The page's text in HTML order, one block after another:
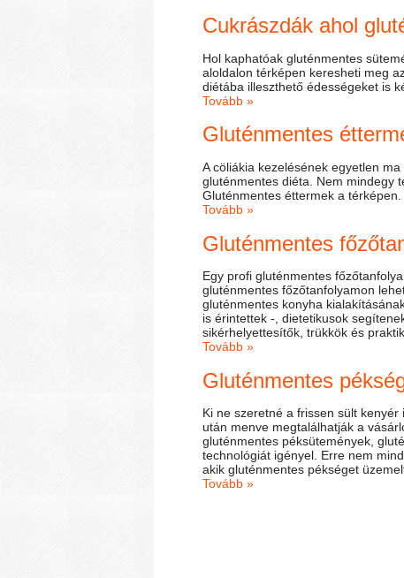
Cukrászdák ahol
Hol kaphatóak gluténmentes
aloldalon térképen keresheti meg
diétába illeszthető édességeket is
Tovább »
Gluténmentes
A cöliákia kezelésének egyetlen
gluténmentes diéta. Nem mindegy
Gluténmentes éttermek a térképen.
Tovább »
Gluténmentes
Egy profi gluténmentes
gluténmentes főzőtanfolyamon
gluténmentes konyha
is érintettek -, dietetikusok
sikérhelyettesítők, trükkök és
Tovább »
Gluténmentes
Ki ne szeretné a frissen sült
után menve megtalálhatják a
gluténmentes péksütemények,
technológiát igényel. Erre nem
akik gluténmentes pékséget
Tovább »